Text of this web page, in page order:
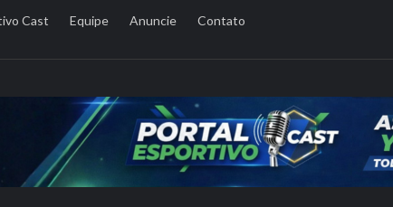
Cast Equipe Anuncie Contato